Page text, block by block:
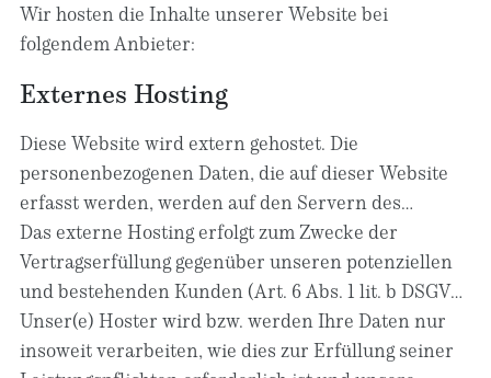
Umständen die Einschränkung der Verarbeitung
Ihrer personenbezogenen Daten zu verlangen. Des
Weiteren steht Ihnen ein Beschwerderecht bei der
zuständigen Aufsichtsbehörde zu.
Wir hosten die Inhalte unserer Website bei
folgendem Anbieter:
Externes Hosting
Diese Website wird extern gehostet. Die
personenbezogenen Daten, die auf dieser Website
erfasst werden, werden auf den Servern des
Hosters / der Hoster gespeichert. Hierbei kann es
sich v. a. um IP-Adressen, Kontaktanfragen, Meta-
und Kommunikationsdaten, Vertragsdaten,
Kontaktdaten, Namen, Websitezugriffe und sonstige
Daten, die über eine Website generiert werden,
Das externe Hosting erfolgt zum Zwecke der
Vertragserfüllung gegenüber unseren potenziellen
und bestehenden Kunden (Art. 6 Abs. 1 lit. b DSGVO)
und im Interesse einer sicheren, schnellen und
effizienten Bereitstellung unseres Online-Angebots
Unser(e) Hoster wird bzw. werden Ihre Daten nur
insoweit verarbeiten, wie dies zur Erfüllung seiner